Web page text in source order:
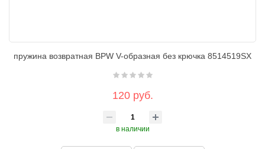
пружина возвратная BPW V-образная без крючка 8514519SX
120 руб.
в наличии